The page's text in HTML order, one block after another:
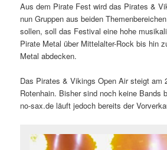
Aus dem Pirate Fest wird das Pirates &
nun Gruppen aus beiden
sollen, soll das Festival eine hohe
Pirate Metal über Mittelalter-Rock bis hin
Metal abdecken.
Das Pirates & Vikings Open Air steigt am
Rotenhain. Bisher sind noch keine Bands
no-sax.de läuft jedoch bereits der